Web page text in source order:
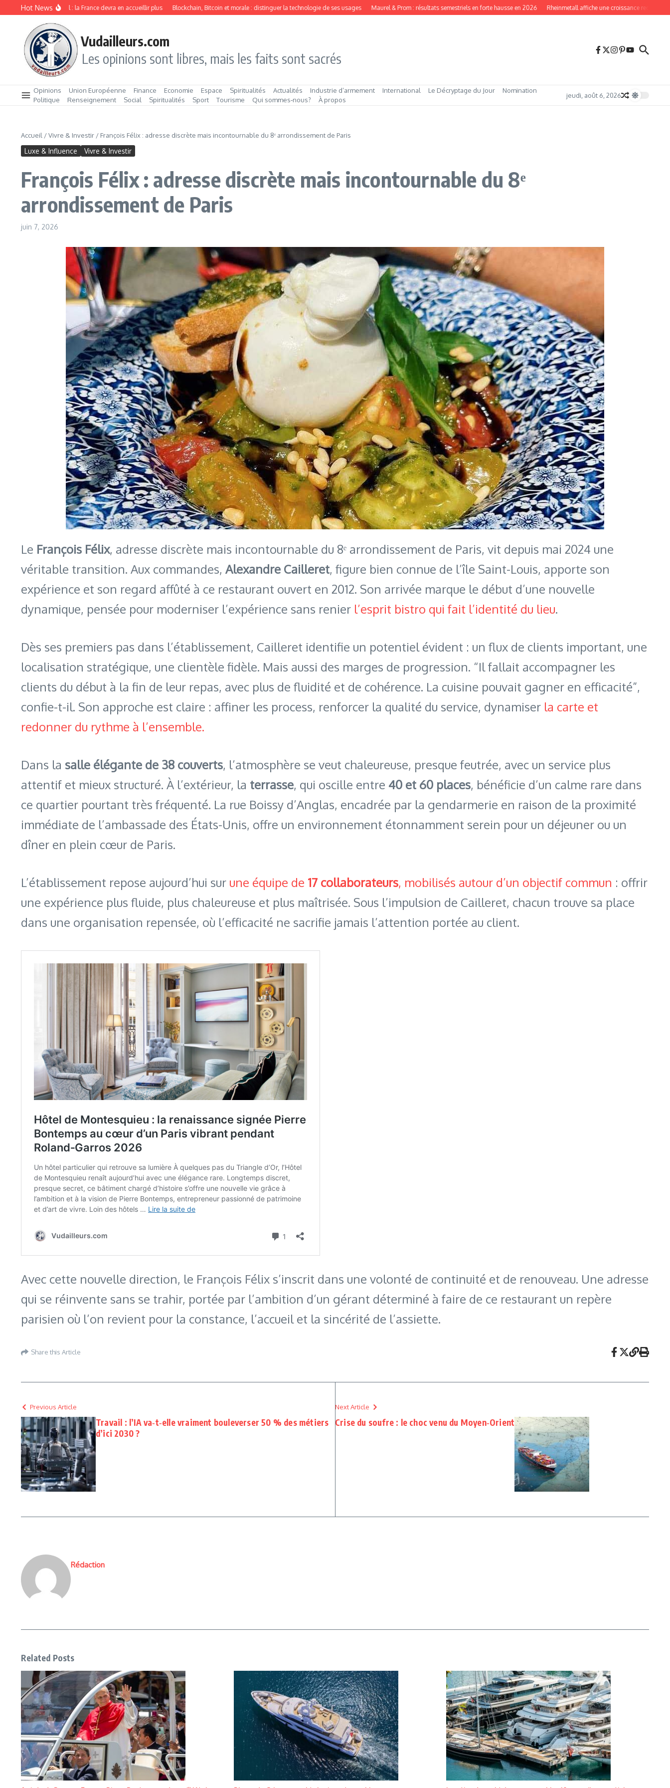
Aller au contenu
Hot News
de travail : la France devra en accueillir plus Blockchain, Bitcoin et morale : distinguer la technologie de ses usages Maurel & Prom : résultats semestriels en forte hausse en 2026 Rheinmetall affiche une croissance record en 2026
Vudailleurs.com
Les opinions sont libres, mais les faits sont sacrés
Opinions Union Européenne Finance Economie Espace Spiritualités Actualités Industrie d’armement International Le Décryptage du Jour
Nomination
Politique
Renseignement Social Spiritualités Sport Tourisme Qui sommes‑nous? À propos
jeudi, août 6, 2026
Accueil /Vivre & Investir / François Félix : adresse discrète mais incontournable du 8ᵉ arrondissement de Paris
Luxe & Influence Vivre & Investir
François Félix : adresse discrète mais incontournable du 8ᵉ
arrondissement de Paris
juin 7, 2026
Le François Félix, adresse discrète mais incontournable du 8ᵉ arrondissement de Paris, vit depuis mai 2024 une
véritable transition. Aux commandes, Alexandre Cailleret, figure bien connue de l’île Saint-Louis, apporte son
expérience et son regard affûté à ce restaurant ouvert en 2012. Son arrivée marque le début d’une nouvelle
dynamique, pensée pour moderniser l’expérience sans renier l’esprit bistro qui fait l’identité du lieu.
Dès ses premiers pas dans l’établissement, Cailleret identifie un potentiel évident : un flux de clients important, une
localisation stratégique, une clientèle fidèle. Mais aussi des marges de progression. “Il fallait accompagner les
clients du début à la fin de leur repas, avec plus de fluidité et de cohérence. La cuisine pouvait gagner en efficacité”,
confie-t-il. Son approche est claire : affiner les process, renforcer la qualité du service, dynamiser la carte et
redonner du rythme à l’ensemble.
Dans la salle élégante de 38 couverts, l’atmosphère se veut chaleureuse, presque feutrée, avec un service plus
attentif et mieux structuré. À l’extérieur, la terrasse, qui oscille entre 40 et 60 places, bénéficie d’un calme rare dans
ce quartier pourtant très fréquenté. La rue Boissy d’Anglas, encadrée par la gendarmerie en raison de la proximité
immédiate de l’ambassade des États-Unis, offre un environnement étonnamment serein pour un déjeuner ou un
dîner en plein cœur de Paris.
L’établissement repose aujourd’hui sur une équipe de 17 collaborateurs, mobilisés autour d’un objectif commun : offrir
une expérience plus fluide, plus chaleureuse et plus maîtrisée. Sous l’impulsion de Cailleret, chacun trouve sa place
dans une organisation repensée, où l’efficacité ne sacrifie jamais l’attention portée au client.
Avec cette nouvelle direction, le François Félix s’inscrit dans une volonté de continuité et de renouveau. Une adresse
qui se réinvente sans se trahir, portée par l’ambition d’un gérant déterminé à faire de ce restaurant un repère
parisien où l’on revient pour la constance, l’accueil et la sincérité de l’assiette.
Share this Article
Previous Article
Travail : l’IA va‑t‑elle vraiment bouleverser 50 % des métiers
d’ici 2030 ?
Next Article
Crise du soufre : le choc venu du Moyen‑Orient
Rédaction
Related Posts